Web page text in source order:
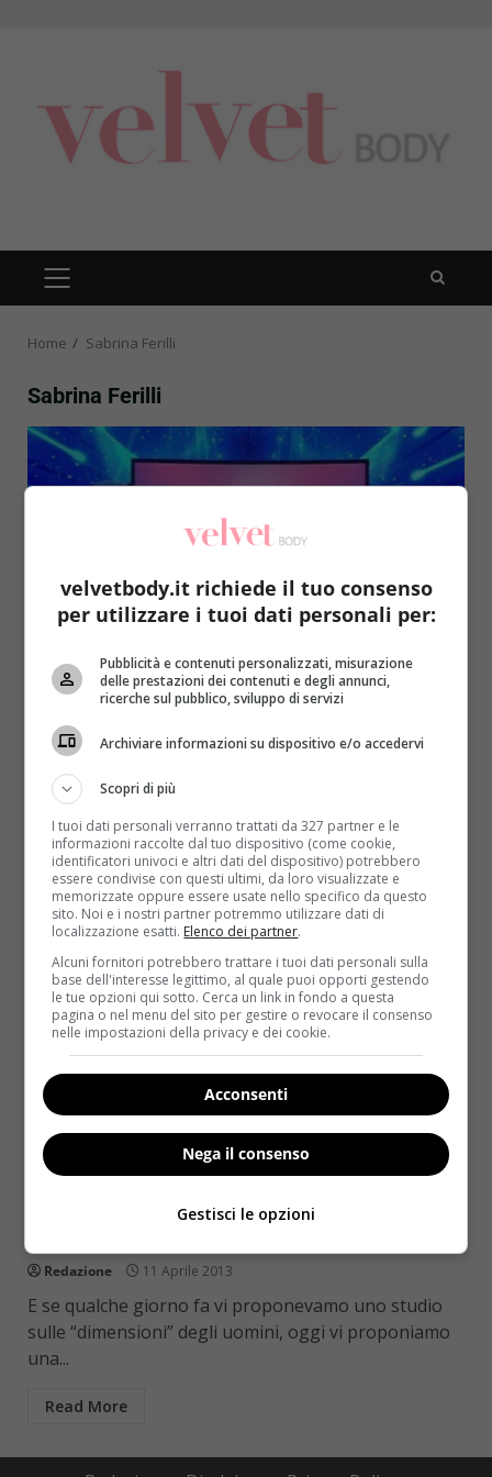
PRIMARY
MENU
Home Sabrina Ferilli
Sabrina Ferilli
Amici 15, Ferilli e Argentero si sfidano su
addominali, limoni… e piacere sessuale
Maria De Filippi ha deciso di approfittare fino in
fondo dei suoi ospiti e della sua giuria:...
Read More
Fissare il seno delle donne allunga la vita:
Redazione 11 Aprile 2013
E se qualche giorno fa vi proponevamo uno studio
sulle “dimensioni” degli uomini, oggi vi proponiamo
una...
Read More
velvetbody.it richiede il tuo consenso
per utilizzare i tuoi dati personali per:
Pubblicità e contenuti personalizzati, misurazione
delle prestazioni dei contenuti e degli annunci,
ricerche sul pubblico, sviluppo di servizi
Archiviare informazioni su dispositivo e/o accedervi
Scopri di più
I tuoi dati personali verranno trattati da 327 partner e le
informazioni raccolte dal tuo dispositivo (come cookie,
identificatori univoci e altri dati del dispositivo) potrebbero
essere condivise con questi ultimi, da loro visualizzate e
memorizzate oppure essere usate nello specifico da questo
sito. Noi e i nostri partner potremmo utilizzare dati di
localizzazione esatti. Elenco dei partner.
Alcuni fornitori potrebbero trattare i tuoi dati personali sulla
base dell'interesse legittimo, al quale puoi opporti gestendo
le tue opzioni qui sotto. Cerca un link in fondo a questa
pagina o nel menu del sito per gestire o revocare il consenso
nelle impostazioni della privacy e dei cookie.
Acconsenti
Nega il consenso
Gestisci le opzioni